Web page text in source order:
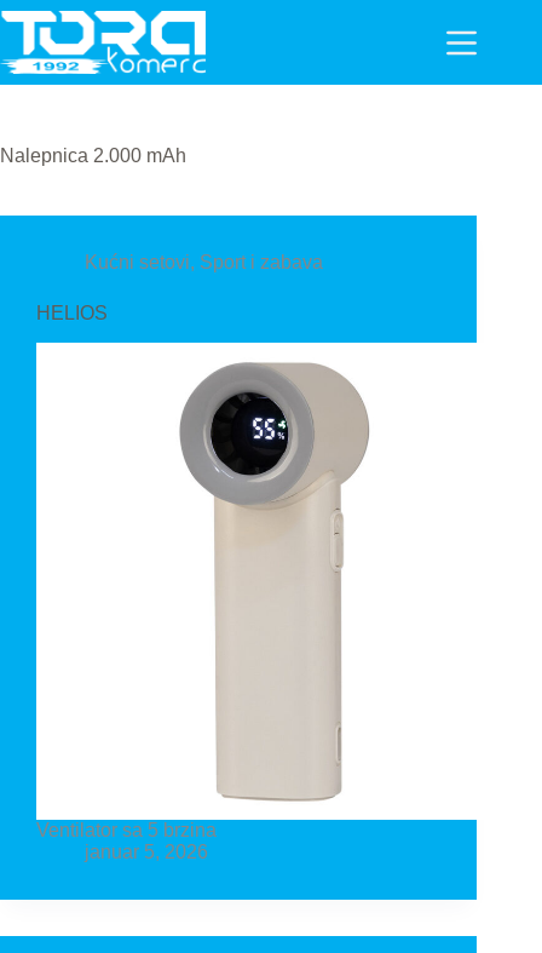
Skip
content
Nalepnica 2.000 mAh
Kućni setovi, Sport i zabava
HELIOS
Ventilator sa 5 brzina
januar 5, 2026